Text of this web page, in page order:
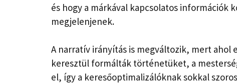
és hogy a márkával kapcsolatos információk
megjelenjenek.
A narratív irányítás is megváltozik, mert ahol
keresztül formálták történetüket, a
el, így a keresőoptimalizálóknak sokkal